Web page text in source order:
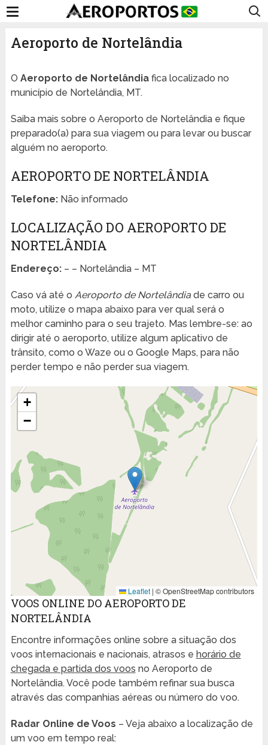
Aeroporto de Nortelândia
O Aeroporto de Nortelândiafica localizado no
município de Nortelândia, MT.
Saiba mais sobre o Aeroporto de Nortelândia e fique
preparado(a) para sua viagem ou para levar ou buscar
alguém no aeroporto.
AEROPORTO DE NORTELÂNDIA
Telefone:Não informado
LOCALIZAÇÃO DO AEROPORTO DE
NORTELÂNDIA
Endereço:– – Nortelândia – MT
Caso vá até o Aeroporto de Nortelândiade carro ou
moto, utilize o mapa abaixo para ver qual será o
melhor caminho para o seu trajeto. Mas lembre-se: ao
dirigir até o aeroporto, utilize algum aplicativo de
trânsito, como o Waze ou o Google Maps, para não
perder tempo e não perder sua viagem.
+
−
Leaflet | © OpenStreetMap contributors
VOOS ONLINE DO AEROPORTO DE
NORTELÂNDIA
Encontre informações online sobre a situação dos
voos internacionais e nacionais, atrasos e horário de
chegada e partida dos voos no Aeroporto de
Nortelândia. Você pode também refinar sua busca
através das companhias aéreas ou número do voo.
Radar Online de Voos – Veja abaixo a localização de
um voo em tempo real: